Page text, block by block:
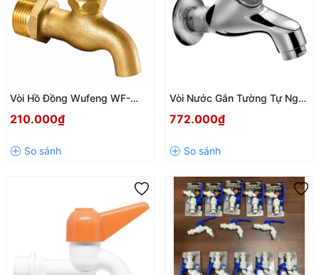
Vòi Hồ Đồng Wufeng WF-
Bền Bỉ, Chống Gỉ Sét, Dễ Lắp
210.000₫
Vòi Nước Gắn Tường Tự Ngắt
Bền Bỉ, Chuẩn Châu Âu Cho
772.000₫